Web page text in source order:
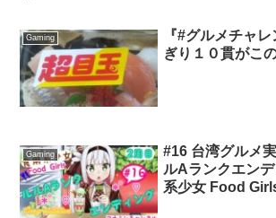
Gaming
『#グルメチャ
ぎり１０貫がこ
Gaming
#16 台湾グルメ
ルAランクエン
系少女 Food Girls